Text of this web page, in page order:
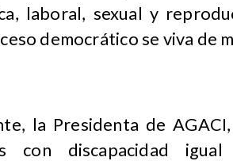
laboral, sexual y
democrático se viva de
la Presidenta de
con discapacidad